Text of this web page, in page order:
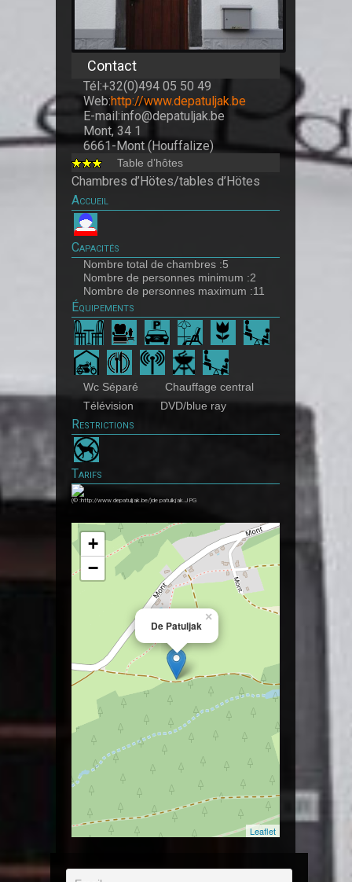
Contact
Tél:+32(0)494 05 50 49
Web:http://www.depatuljak.be
E-mail:info@depatuljak.be
Mont, 34 1
6661-Mont (Houffalize)
Table d’hôtes
Chambres d’Hötes/tables d’Hötes
Accueil
Capacités
Nombre total de chambres :5
Nombre de personnes minimum :2
Nombre de personnes maximum :11
Équipements
Wc Séparé
Chauffage central
Télévision
DVD/blue ray
Restrictions
Tarifs
(© :http://www.depatuljak.be/)de patulkjak.JPG
De Patuljak
×
+
−
Leaflet